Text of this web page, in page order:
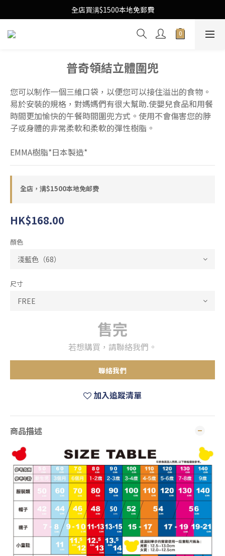
Free Local Shipping Upon $1500 purchase
全店買满$1500本地免郵費
Free Local Shipping Upon $1500 purchase
普奇領結立體圍兜
您可以制作一個三維口袋，以便您可以接住溢出的食物。
易於安裝的規格，對媽媽們有很大幫助.使嬰兒食品和用餐
時間更加愉快的午餐時間圍兜方式。使用不會傷害您的脖
子或身體的非常柔軟和柔軟的彈性樹脂。
EMMA樹脂*日本製造*
全店，满$1500本地免邮费
HK$168.00
顏色
尺寸
售完
若想購買，請聯絡我們。
聯絡我們
加入追蹤清單
商品描述